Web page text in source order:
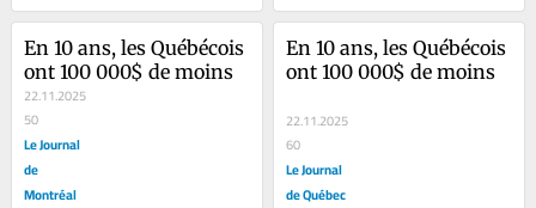
En 10 ans, les Québécois
ont 100 000$ de moins
22.11.2025
50
Le Journal
de
Montréal
En 10 ans, les Québécois
ont 100 000$ de moins
22.11.2025
60
Le Journal
de Québec